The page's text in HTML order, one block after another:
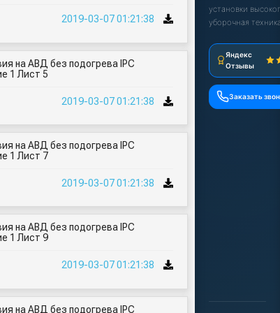
2019-03-07 01:21:38
на АВД без подогрева IPC
1 Лист 5
2019-03-07 01:21:38
на АВД без подогрева IPC
1 Лист 7
2019-03-07 01:21:38
на АВД без подогрева IPC
1 Лист 9
2019-03-07 01:21:38
на АВД без подогрева IPC
установки
уборочная
Яндекс
Отзывы
Заказать